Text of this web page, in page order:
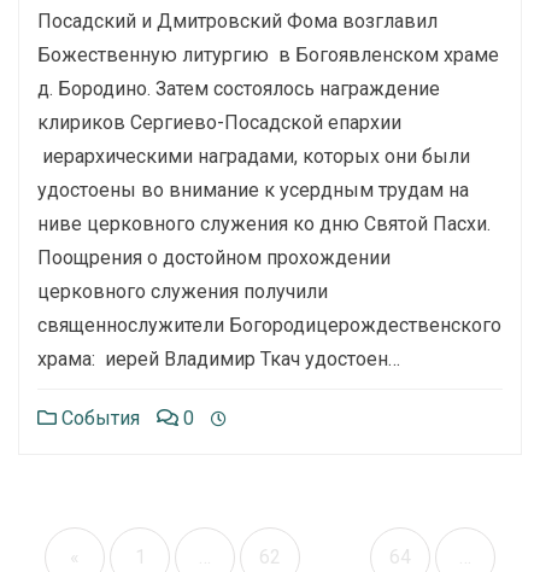
Посадский и Дмитровский Фома возглавил
Божественную литургию в Богоявленском храме
д. Бородино. Затем состоялось награждение
клириков Сергиево-Посадской епархии
иерархическими наградами, которых они были
удостоены во внимание к усердным трудам на
ниве церковного служения ко дню Святой Пасхи.
Поощрения о достойном прохождении
церковного служения получили
священнослужители Богородицерождественского
храма: иерей Владимир Ткач удостоен…
События 0
« 1 … 62 64 …